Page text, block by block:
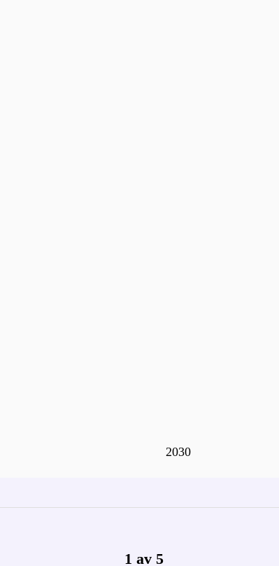
2030
1 av 5